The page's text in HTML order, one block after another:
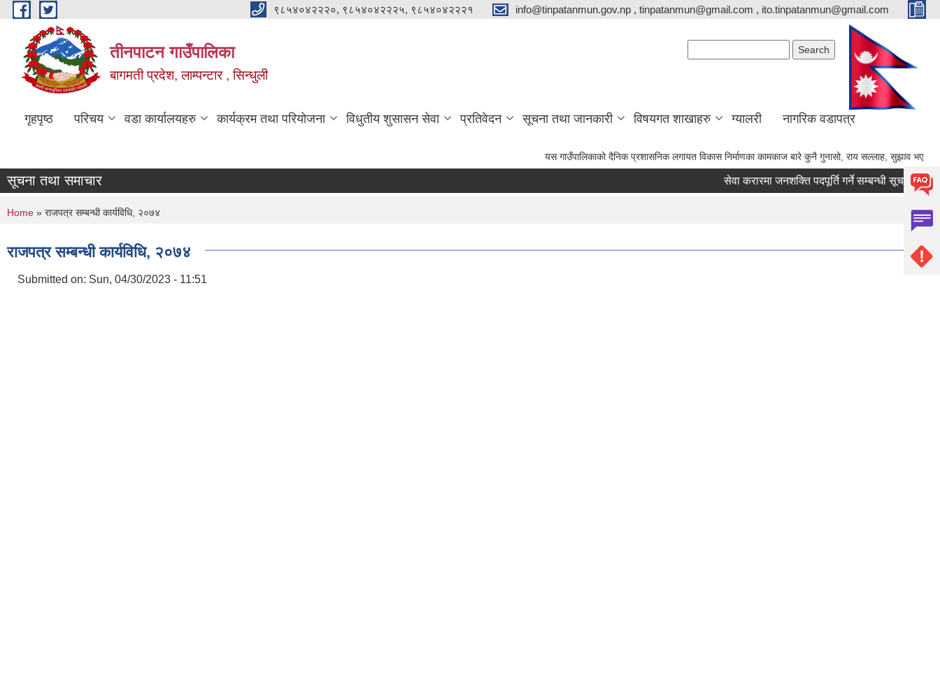
Skip to main content ९८५४०४२२२०, ९८५४०४२२२५, ९८५४०४२२२१ info@tinpatanmun.gov.np , tinpatanmun@gmail.com , ito.tinpatanmun@gmail.com
तीनपाटन गाउँपालिका
बागमती प्रदेश, लाम्पन्टार , सिन्धुली
गृहपृष्ठ परिचय वडा कार्यालयहरु कार्यक्रम तथा परियोजना विधुतीय शुसासन सेवा प्रतिवेदन सूचना तथा जानकारी विषयगत शाखाहरु ग्यालरी नागरिक वडापत्र
यस गाउँपालिकाको दैनिक प्रशासनिक लगायत विकास निर्माणका कामकाज बारे कुनै गुनासो, राय सल्लाह, सुझाव भए
सूचना तथा समाचार सेवा करारमा जनशक्ति पदपूर्ति गर्ने सम्बन्धी सूचना।
You are here
Home » राजपत्र सम्बन्धी कार्यविधि, २०७४
राजपत्र सम्बन्धी कार्यविधि, २०७४
Submitted on: Sun, 04/30/2023 - 11:51